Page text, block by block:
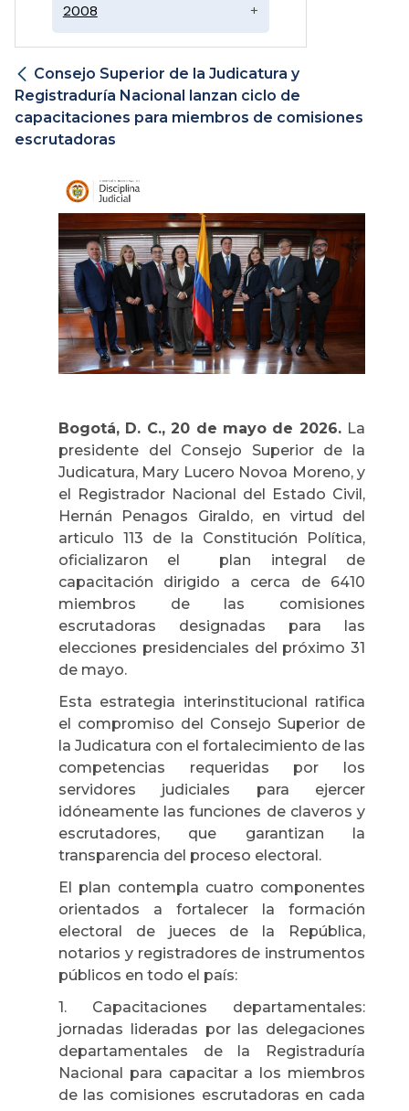
2008 +
Consejo Superior de la Judicatura y
Registraduría Nacional lanzan ciclo de
capacitaciones para miembros de comisiones
escrutadoras
Bogotá, D. C., 20 de mayo de 2026. La
presidente del Consejo Superior de la
Judicatura, Mary Lucero Novoa Moreno, y
el Registrador Nacional del Estado Civil,
Hernán Penagos Giraldo, en virtud del
articulo 113 de la Constitución Política,
oficializaron el plan integral de
capacitación dirigido a cerca de 6410
miembros de las comisiones
escrutadoras designadas para las
elecciones presidenciales del próximo 31
de mayo.
Esta estrategia interinstitucional ratifica
el compromiso del Consejo Superior de
la Judicatura con el fortalecimiento de las
competencias requeridas por los
servidores judiciales para ejercer
idóneamente las funciones de claveros y
escrutadores, que garantizan la
transparencia del proceso electoral.
El plan contempla cuatro componentes
orientados a fortalecer la formación
electoral de jueces de la República,
notarios y registradores de instrumentos
públicos en todo el país:
1. Capacitaciones departamentales:
jornadas lideradas por las delegaciones
departamentales de la Registraduría
Nacional para capacitar a los miembros
de las comisiones escrutadoras en cada